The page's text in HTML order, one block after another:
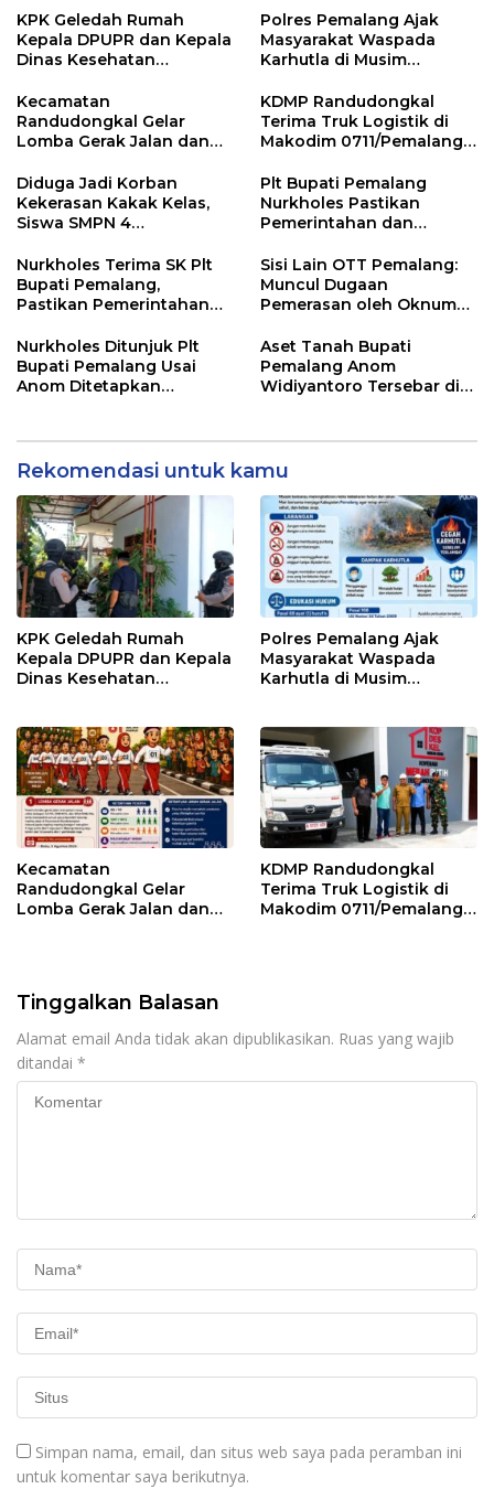
KPK Geledah Rumah
Kepala DPUPR dan Kepala
Dinas Kesehatan
Polres Pemalang Ajak
Masyarakat Waspada
Karhutla di Musim
Kecamatan
Randudongkal Gelar
Lomba Gerak Jalan dan
HUT RI ke-81
KDMP Randudongkal
Terima Truk Logistik di
Makodim 0711/Pemalang
Desa
Diduga Jadi Korban
Kekerasan Kakak Kelas,
Siswa SMPN 4
Dunia
Plt Bupati Pemalang
Nurkholes Pastikan
Pemerintahan dan
Berjalan
Nurkholes Terima SK Plt
Bupati Pemalang,
Pastikan Pemerintahan
Sisi Lain OTT Pemalang:
Muncul Dugaan
Pemerasan oleh Oknum
Nurkholes Ditunjuk Plt
Bupati Pemalang Usai
Anom Ditetapkan
Aset Tanah Bupati
Pemalang Anom
Widiyantoro Tersebar di
Rekomendasi untuk kamu
KPK Geledah Rumah
Kepala DPUPR dan Kepala
Dinas Kesehatan
Polres Pemalang Ajak
Masyarakat Waspada
Karhutla di Musim
Kecamatan
Randudongkal Gelar
Lomba Gerak Jalan dan
KDMP Randudongkal
Terima Truk Logistik di
Makodim 0711/Pemalang
Tinggalkan Balasan
Alamat email Anda tidak akan dipublikasikan. Ruas yang wajib
ditandai *
Simpan nama, email, dan situs web saya pada peramban ini
untuk komentar saya berikutnya.